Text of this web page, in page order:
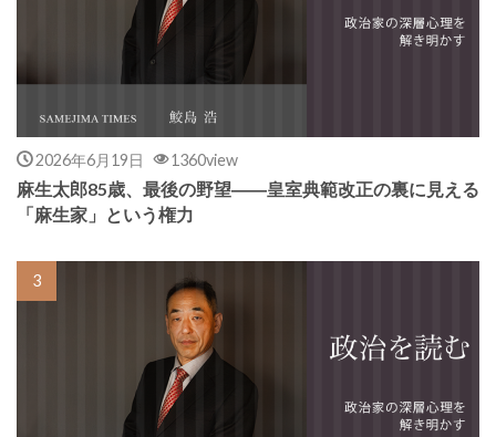
2026年6月19日 1360view
麻生太郎85歳、最後の野望――皇室典範改正の裏に見える
「麻生家」という権力